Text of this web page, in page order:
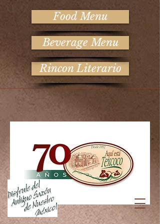
Rincon Literario
Food Menu
Beverage Menu